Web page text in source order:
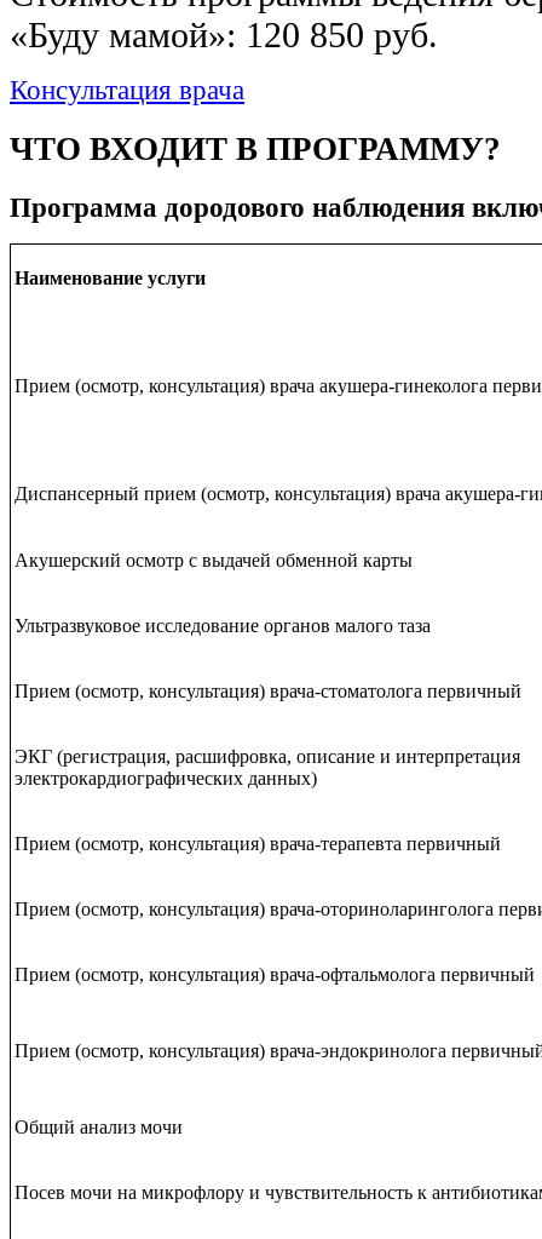
«Буду мамой»: 120 850 руб.
Консультация врача
ЧТО ВХОДИТ В ПРОГРАММУ?
Программа дородового наблюдения
Наименование услуги
Прием (осмотр, консультация) врача акушера-гинеколога
Диспансерный прием (осмотр, консультация) врача акушера-
Акушерский осмотр с выдачей обменной карты
Ультразвуковое исследование органов малого таза
Прием (осмотр, консультация) врача-стоматолога первичный
ЭКГ (регистрация, расшифровка, описание и интерпретация
электрокардиографических данных)
Прием (осмотр, консультация) врача-терапевта первичный
Прием (осмотр, консультация) врача-оториноларинголога
Прием (осмотр, консультация) врача-офтальмолога первичный
Прием (осмотр, консультация) врача-эндокринолога
Общий анализ мочи
Посев мочи на микрофлору и чувствительность к